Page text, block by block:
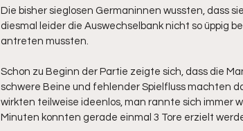
Die bisher sieglosen Germaninnen wussten, dass
diesmal leider die Auswechselbank nicht so üppig
antreten mussten.
Schon zu Beginn der Partie zeigte sich, dass die
schwere Beine und fehlender Spielfluss machten
wirkten teilweise ideenlos, man rannte sich immer
Minuten konnten gerade einmal 3 Tore erzielt